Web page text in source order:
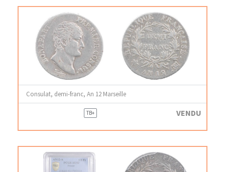
Consulat, demi-franc, An 12 Marseille
TB+ VENDU